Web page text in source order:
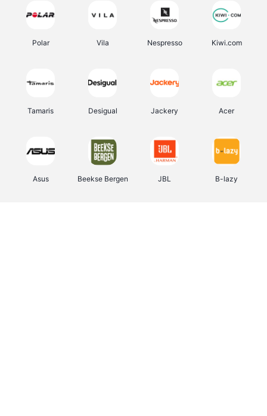
Polar Vila Nespresso Kiwi.com
Tamaris Desigual Jackery Acer
Asus Beekse Bergen JBL B-lazy